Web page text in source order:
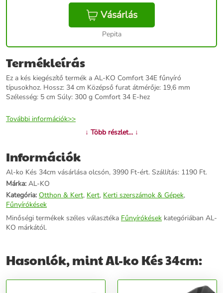
Vásárlás
Pepita
Termékleírás
Ez a kés kiegészítő termék a AL-KO Comfort 34E fűnyíró
típusokhoz. Hossz: 34 cm Középső furat átmérője: 19,6 mm
Szélesség: 5 cm Súly: 300 g Comfort 34 E-hez
További információk>>
↓ Több részlet... ↓
Információk
Al-ko Kés 34cm vásárlása olcsón, 3990 Ft-ért. Szállítás: 1190 Ft.
Márka: AL-KO
Kategória: Otthon & Kert, Kert, Kerti szerszámok & Gépek,
Fűnyírókések
Minőségi termékek széles választéka Fűnyírókések kategóriában AL-
KO márkától.
Hasonlók, mint Al-ko Kés 34cm: